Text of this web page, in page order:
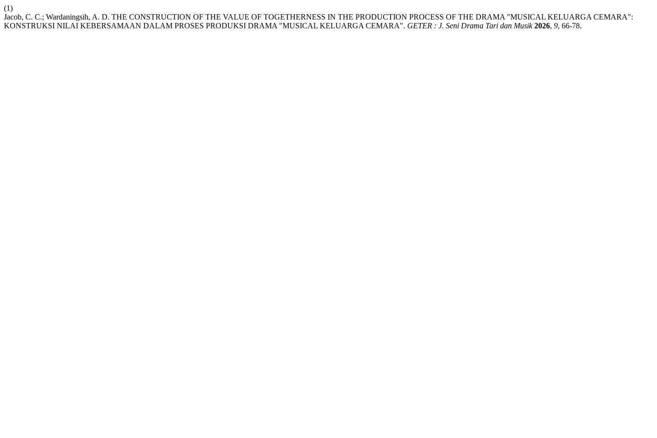
(1)
Jacob, C. C.; Wardaningsih, A. D. THE CONSTRUCTION OF THE VALUE OF TOGETHERNESS IN THE PRODUCTION PROCESS OF THE DRAMA "MUSICAL KELUARGA CEMARA":
KONSTRUKSI NILAI KEBERSAMAAN DALAM PROSES PRODUKSI DRAMA "MUSICAL KELUARGA CEMARA". GETER : J. Seni Drama Tari dan Musik 2026, 9, 66-78.